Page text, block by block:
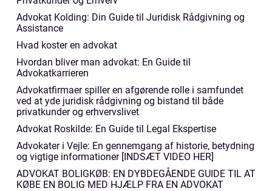
Advokat Kolding: Din Guide til Juridisk Rådgivning og
Assistance
Hvad koster en advokat
Hvordan bliver man advokat: En Guide til
Advokatkarrieren
Advokatfirmaer spiller en afgørende rolle i samfundet
ved at yde juridisk rådgivning og bistand til både
privatkunder og erhvervslivet
Advokat Roskilde: En Guide til Legal Ekspertise
Advokater i Vejle: En gennemgang af historie, betydning
og vigtige informationer [INDSÆT VIDEO HER]
ADVOKAT BOLIGKØB: EN DYBDEGÅENDE GUIDE TIL AT
KØBE EN BOLIG MED HJÆLP FRA EN ADVOKAT